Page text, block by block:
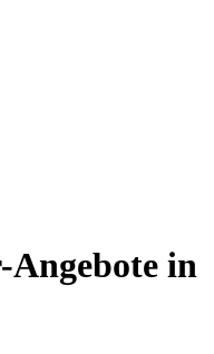
in